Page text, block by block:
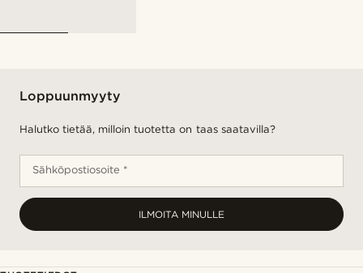
Loppuunmyyty
Halutko tietää, milloin tuotetta on taas saatavilla?
Sähköpostiosoite *
ILMOITA MINULLE